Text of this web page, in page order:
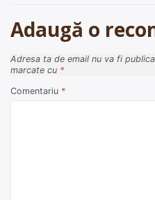
Adaugă o
Adresa ta de email nu va fi
marcate cu *
Comentariu *